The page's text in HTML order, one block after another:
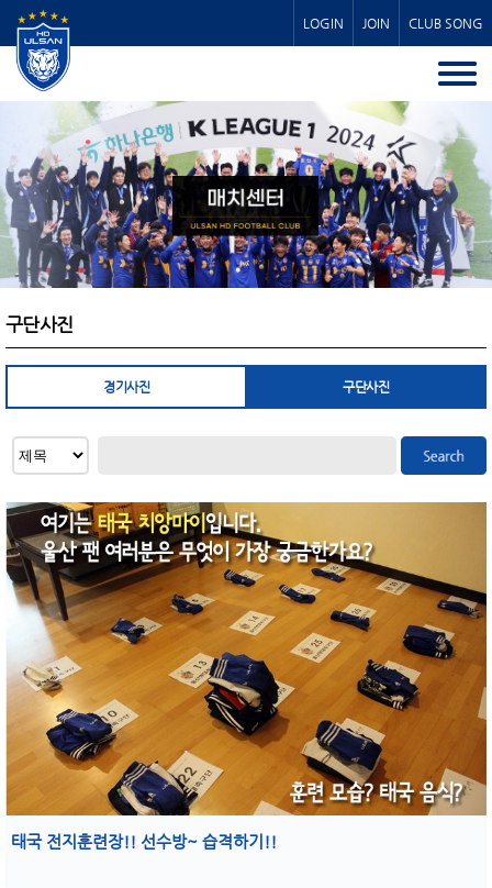
LOGIN JOIN CLUB SONG
구단사진
경기사진 구단사진
태국 전지훈련장!! 선수방~ 습격하기!!